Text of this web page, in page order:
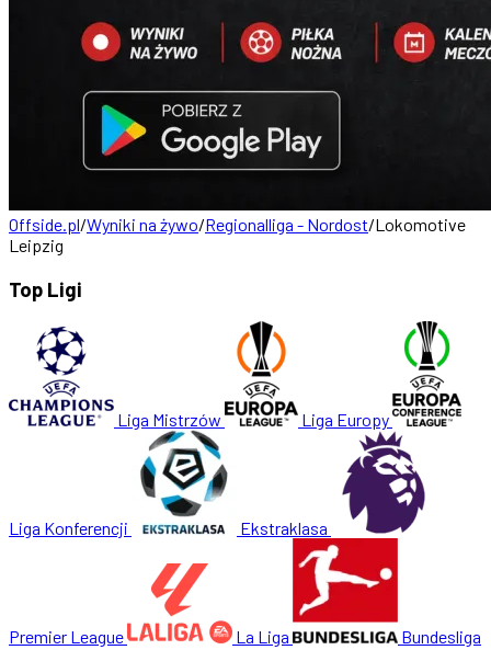
Offside.pl/Wyniki na żywo/Regionalliga - Nordost/Lokomotive
Leipzig
Top Ligi
Liga Mistrzów Liga Europy
Liga Konferencji Ekstraklasa
Premier League La Liga Bundesliga